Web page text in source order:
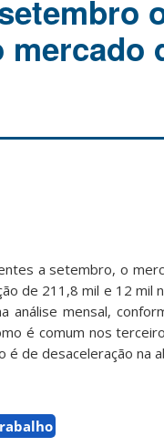
mercado
a setembro, o
de 211,8 mil e 12
mensal,
é comum nos
de desaceleração na